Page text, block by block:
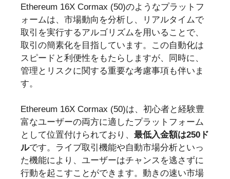
Ethereum 16X Cormax (50)のようなプラットフ
ォームは、市場動向を分析し、リアルタイムで
取引を実行するアルゴリズムを用いることで、
取引の簡素化を目指しています。この自動化は
スピードと利便性をもたらしますが、同時に、
管理とリスクに関する重要な考慮事項も伴いま
す。
Ethereum 16X Cormax (50)は、初心者と経験豊
富なユーザーの両方に適したプラットフォーム
として位置付けられており、 最低入金額は250ド
ルです。ライブ取引機能や自動市場分析といっ
た機能により、ユーザーはチャンスを逃さずに
行動を起こすことができます。動きの速い市場